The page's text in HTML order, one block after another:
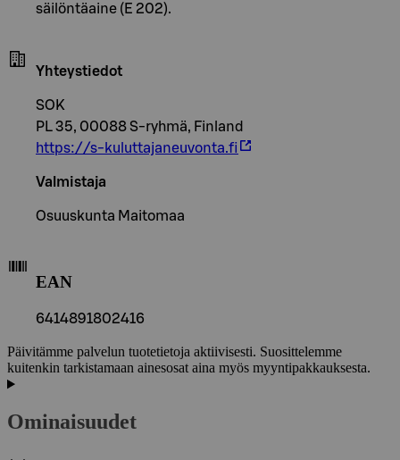
säilöntäaine (E 202).
Yhteystiedot
SOK
PL 35, 00088 S-ryhmä, Finland
https://s-kuluttajaneuvonta.fi
Valmistaja
Osuuskunta Maitomaa
EAN
6414891802416
Päivitämme palvelun tuotetietoja aktiivisesti. Suosittelemme
kuitenkin tarkistamaan ainesosat aina myös myyntipakkauksesta.
Ominaisuudet